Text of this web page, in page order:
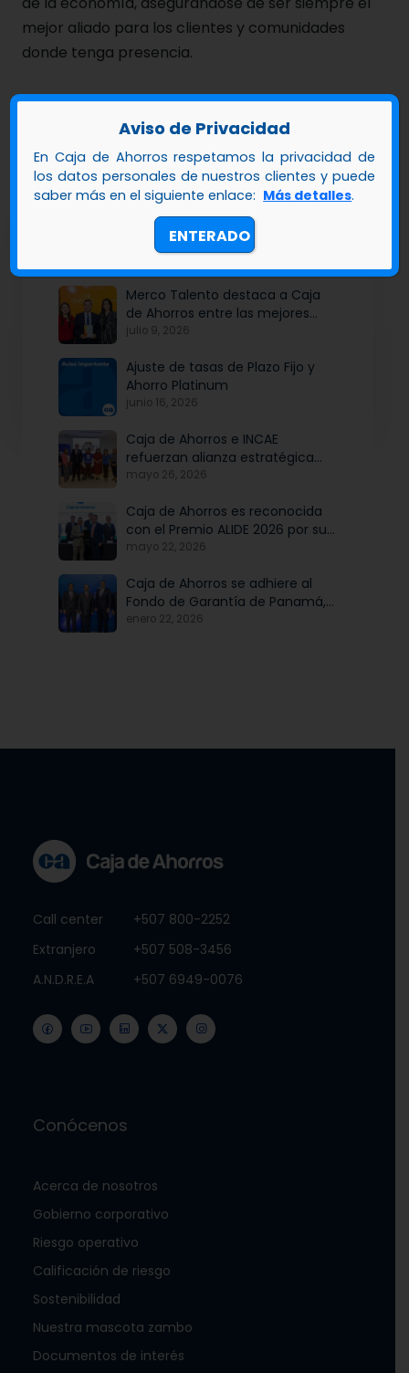
mejor aliado para los clientes y comunidades
donde tenga presencia.
Últimas Noticias
Merco Talento destaca a Caja
de Ahorros entre las mejores
empresas para atraer y fidelizar
julio 9, 2026
Ajuste de tasas de Plazo Fijo y
Ahorro Platinum
junio 16, 2026
Caja de Ahorros e INCAE
refuerzan alianza estratégica
para potenciar el talento y la
mayo 26, 2026
Caja de Ahorros es reconocida
con el Premio ALIDE 2026 por su
Programa de Educación
mayo 22, 2026
Caja de Ahorros se adhiere al
Fondo de Garantía de Panamá,
iniciativa articulada por Banco
enero 22, 2026
Call center
+507 800-2252
Extranjero
+507 508-3456
A.N.D.R.E.A
+507 6949-0076
Conócenos
Acerca de nosotros
Gobierno corporativo
Riesgo operativo
Calificación de riesgo
Sostenibilidad
Nuestra mascota zambo
Documentos de interés
Aviso de Privacidad
En Caja de Ahorros respetamos la privacidad de
los datos personales de nuestros clientes y puede
saber más en el siguiente enlace: Más detalles.
ENTERADO